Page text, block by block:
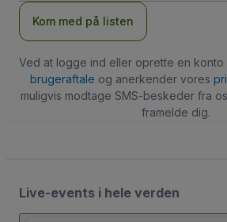
Kom med på listen
Ved at logge ind eller oprette en
brugeraftale og anerkender vores
muligvis modtage SMS-beskeder fra
framelde dig.
Live-events i hele verden